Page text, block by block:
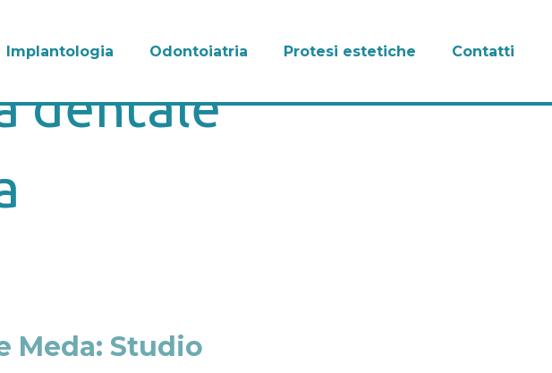
Implantologia Odontoiatria Protesi estetiche Contatti
dentale
Meda: Studio